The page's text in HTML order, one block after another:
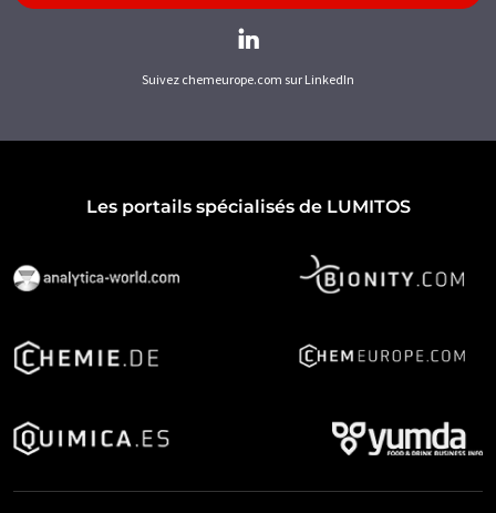
Suivez chemeurope.com sur LinkedIn
Les portails spécialisés de LUMITOS